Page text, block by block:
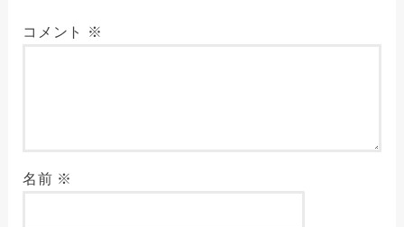
コメント ※
名前 ※